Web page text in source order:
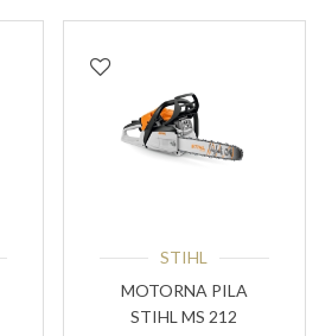
STIHL
MOTORNA PILA
STIHL MS 212